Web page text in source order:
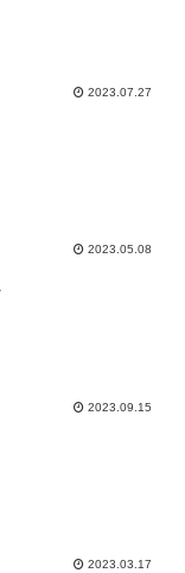
2023.07.27
2023.05.08
2023.09.15
2023.03.17